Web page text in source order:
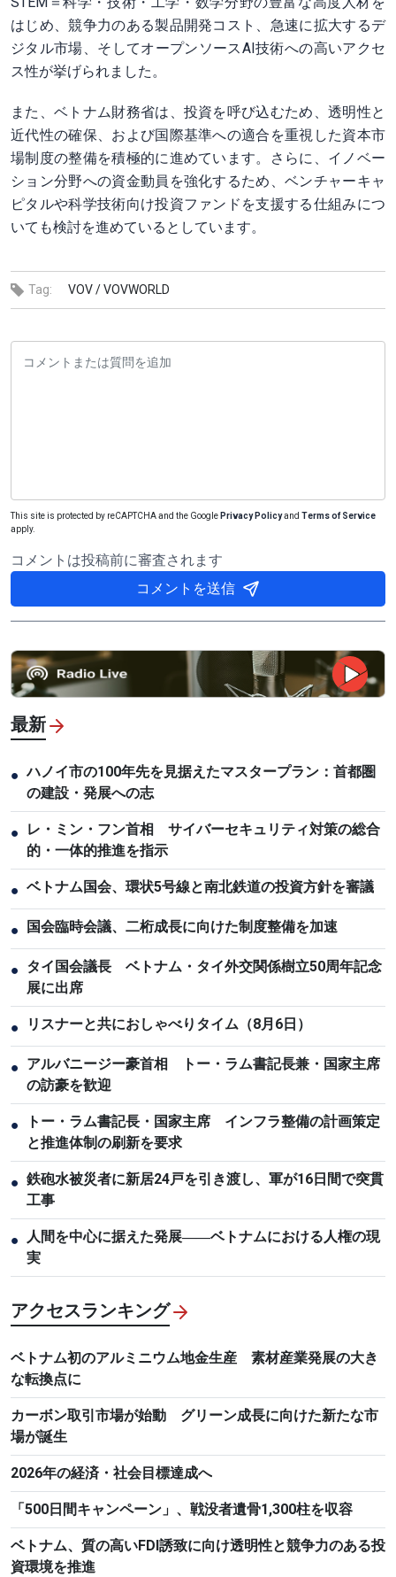
はじめ、競争力のある製品開発コスト、急速に拡大するデ
ジタル市場、そしてオープンソースAI技術への高いアクセ
ス性が挙げられました。
また、ベトナム財務省は、投資を呼び込むため、透明性と
近代性の確保、および国際基準への適合を重視した資本市
場制度の整備を積極的に進めています。さらに、イノベー
ション分野への資金動員を強化するため、ベンチャーキャ
ピタルや科学技術向け投資ファンドを支援する仕組みにつ
いても検討を進めているとしています。
Tag: VOV /VOVWORLD
This site is protected by reCAPTCHA and the Google Privacy Policyand Terms of Service
apply.
コメントは投稿前に審査されます
コメントを送信
最新
● ハノイ市の100年先を見据えたマスタープラン：首都圏
の建設・発展への志
●
レ・ミン・フン首相 サイバーセキュリティ対策の総合
的・一体的推進を指示
● ベトナム国会、環状5号線と南北鉄道の投資方針を審議
● 国会臨時会議、二桁成長に向けた制度整備を加速
● タイ国会議長 ベトナム・タイ外交関係樹立50周年記念
展に出席
● リスナーと共におしゃべりタイム（8月6日）
● アルバニージー豪首相 トー・ラム書記長兼・国家主席
の訪豪を歓迎
●
トー・ラム書記長・国家主席 インフラ整備の計画策定
と推進体制の刷新を要求
● 鉄砲水被災者に新居24戸を引き渡し、軍が16日間で突貫
工事
●
人間を中心に据えた発展――ベトナムにおける人権の現
実
アクセスランキング
ベトナム初のアルミニウム地金生産 素材産業発展の大き
な転換点に
カーボン取引市場が始動 グリーン成長に向けた新たな市
場が誕生
2026年の経済・社会目標達成へ
「500日間キャンペーン」、戦没者遺骨1,300柱を収容
ベトナム、質の高いFDI誘致に向け透明性と競争力のある投
資環境を推進